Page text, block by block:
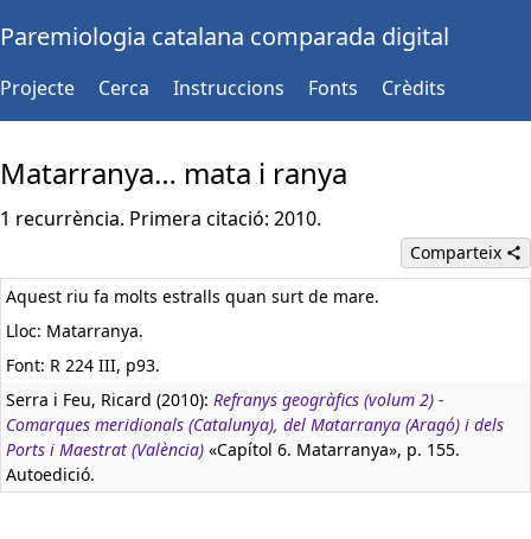
Paremiologia catalana comparada digital
Projecte Cerca Instruccions Fonts Crèdits
Matarranya… mata i ranya
1 recurrència. Primera citació: 2010.
Comparteix
Aquest riu fa molts estralls quan surt de mare.
Lloc: Matarranya.
Font: R 224 III, p93.
Serra i Feu, Ricard (2010): Refranys geogràfics (volum 2) -
Comarques meridionals (Catalunya), del Matarranya (Aragó) i dels
Ports i Maestrat (València) «Capítol 6. Matarranya», p. 155.
Autoedició.